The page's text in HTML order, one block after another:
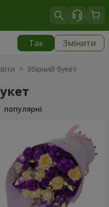
Так Змінити
> Збірний букет
популярні